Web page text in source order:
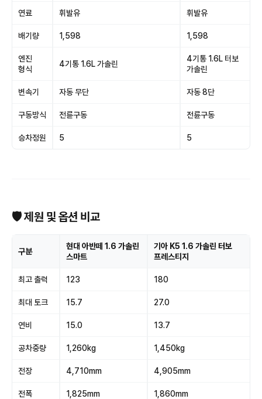
연료 휘발유 휘발유
배기량 1,598 1,598
엔진
형식
4기통 1.6L 가솔린
4기통 1.6L 터보
가솔린
변속기 자동 무단 자동 8단
구동방식 전륜구동 전륜구동
승차정원 5 5
🛡 제원 및 옵션 비교
구분
현대 아반떼 1.6 가솔린
스마트
기아 K5 1.6 가솔린 터보
프레스티지
최고 출력 123 180
최대 토크 15.7 27.0
연비 15.0 13.7
공차중량 1,260kg 1,450kg
전장 4,710mm 4,905mm
전폭 1,825mm 1,860mm